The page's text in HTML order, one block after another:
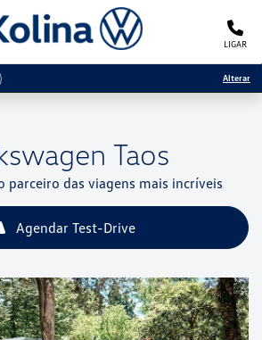
LIGAR
Alterar
Taos
parceiro das viagens mais incríveis
Agendar Test-Drive